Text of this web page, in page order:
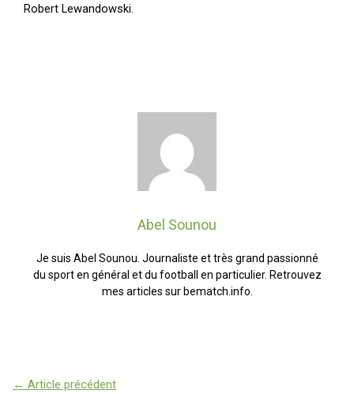
Robert Lewandowski.
Abel Sounou
Je suis Abel Sounou. Journaliste et très grand passionné
du sport en général et du football en particulier. Retrouvez
mes articles sur bematch.info.
← Article précédent